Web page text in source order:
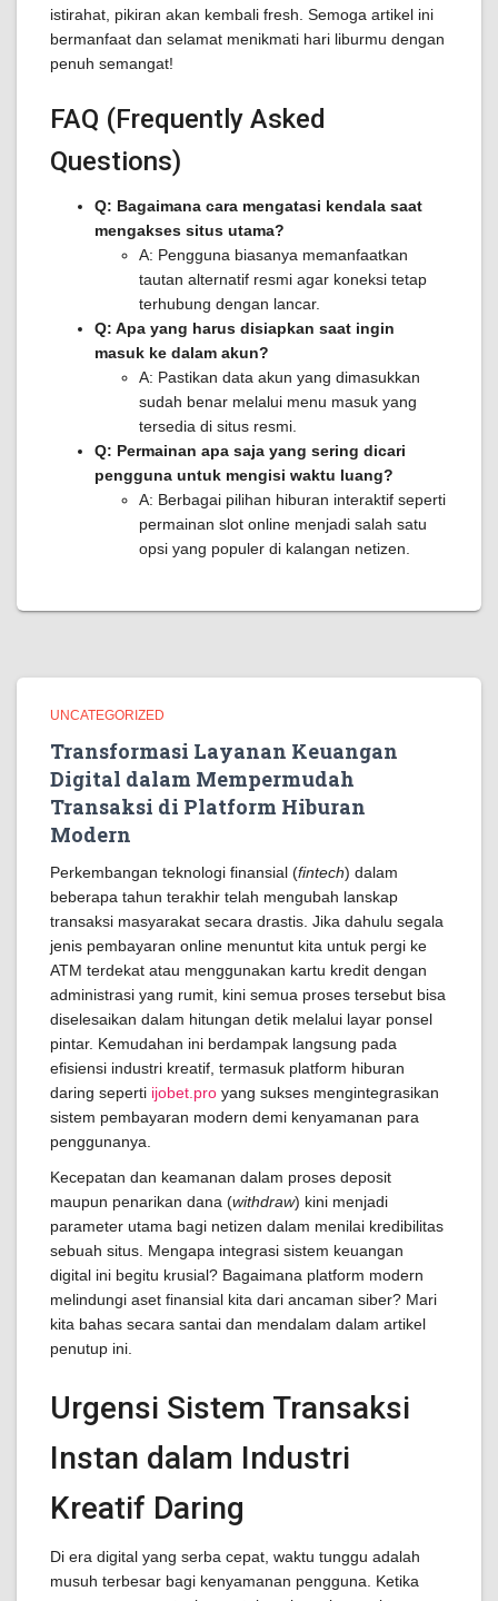
istirahat, pikiran akan kembali fresh. Semoga artikel ini
bermanfaat dan selamat menikmati hari liburmu dengan
penuh semangat!
FAQ (Frequently Asked
Questions)
Q: Bagaimana cara mengatasi kendala saat
mengakses situs utama?
A: Pengguna biasanya memanfaatkan
tautan alternatif resmi agar koneksi tetap
terhubung dengan lancar.
Q: Apa yang harus disiapkan saat ingin
masuk ke dalam akun?
A: Pastikan data akun yang dimasukkan
sudah benar melalui menu masuk yang
tersedia di situs resmi.
Q: Permainan apa saja yang sering dicari
pengguna untuk mengisi waktu luang?
A: Berbagai pilihan hiburan interaktif seperti
permainan slot online menjadi salah satu
opsi yang populer di kalangan netizen.
UNCATEGORIZED
Transformasi Layanan Keuangan
Digital dalam Mempermudah
Transaksi di Platform Hiburan
Modern
Perkembangan teknologi finansial (fintech) dalam
beberapa tahun terakhir telah mengubah lanskap
transaksi masyarakat secara drastis. Jika dahulu segala
jenis pembayaran online menuntut kita untuk pergi ke
ATM terdekat atau menggunakan kartu kredit dengan
administrasi yang rumit, kini semua proses tersebut bisa
diselesaikan dalam hitungan detik melalui layar ponsel
pintar. Kemudahan ini berdampak langsung pada
efisiensi industri kreatif, termasuk platform hiburan
daring seperti ijobet.pro yang sukses mengintegrasikan
sistem pembayaran modern demi kenyamanan para
penggunanya.
Kecepatan dan keamanan dalam proses deposit
maupun penarikan dana (withdraw) kini menjadi
parameter utama bagi netizen dalam menilai kredibilitas
sebuah situs. Mengapa integrasi sistem keuangan
digital ini begitu krusial? Bagaimana platform modern
melindungi aset finansial kita dari ancaman siber? Mari
kita bahas secara santai dan mendalam dalam artikel
penutup ini.
Urgensi Sistem Transaksi
Instan dalam Industri
Kreatif Daring
Di era digital yang serba cepat, waktu tunggu adalah
musuh terbesar bagi kenyamanan pengguna. Ketika